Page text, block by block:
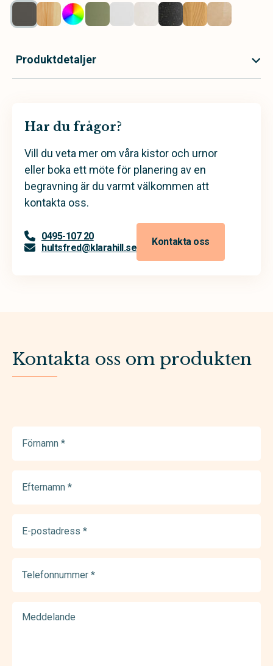
Produktdetaljer
Har du frågor?
Vill du veta mer om våra kistor och urnor
eller boka ett möte för planering av en
begravning är du varmt välkommen att
kontakta oss.
0495-107 20
hultsfred@klarahill.se
Kontakta oss
Kontakta oss om produkten
(Required)
(Required)
postadress
(Required)